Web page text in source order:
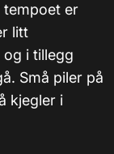
tempoet er
litt
i tillegg
Små piler på
kjegler i